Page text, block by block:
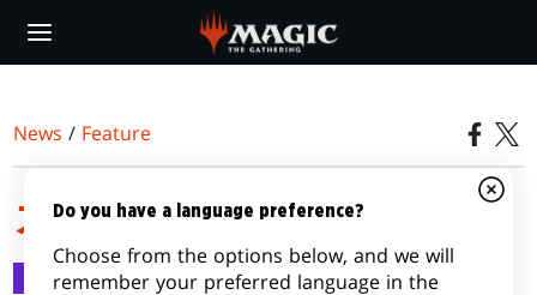
main
News / Feature
カジュアルフォーマット
Feature 2008/08/11
Do you have a language preference?
Choose from the options below, and we will
remember your preferred language in the